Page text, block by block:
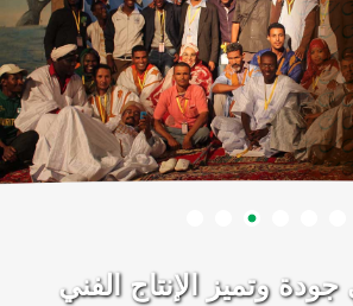
وتميز الإنتاج الفني